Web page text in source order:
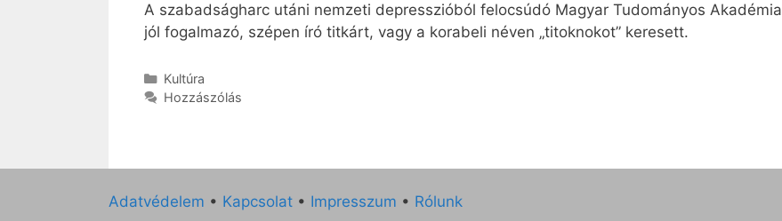
A szabadságharc utáni nemzeti depresszióból felocsúdó Magyar Tudományos Akadémia
jól fogalmazó, szépen író titkárt, vagy a korabeli néven „titoknokot” keresett.
Kategória
Kultúra
Hozzászólás
Adatvédelem • Kapcsolat • Impresszum • Rólunk